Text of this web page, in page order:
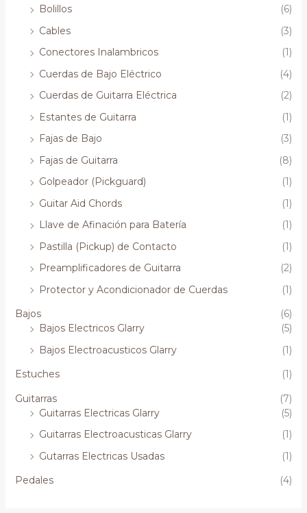
Bolillos
(6)
Cables
(3)
Conectores Inalambricos
(1)
Cuerdas de Bajo Eléctrico
(4)
Cuerdas de Guitarra Eléctrica
(2)
Estantes de Guitarra
(1)
Fajas de Bajo
(3)
Fajas de Guitarra
(8)
Golpeador (Pickguard)
(1)
Guitar Aid Chords
(1)
Llave de Afinación para Batería
(1)
Pastilla (Pickup) de Contacto
(1)
Preamplificadores de Guitarra
(2)
Protector y Acondicionador de Cuerdas
(1)
Bajos
(6)
Bajos Electricos Glarry
(5)
Bajos Electroacusticos Glarry
(1)
Estuches
(1)
Guitarras
(7)
Guitarras Electricas Glarry
(5)
Guitarras Electroacusticas Glarry
(1)
Gutarras Electricas Usadas
(1)
Pedales
(4)